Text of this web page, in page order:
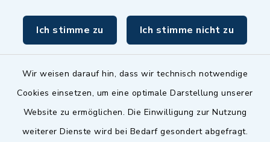
Ich stimme zu Ich stimme nicht zu
Wir weisen darauf hin, dass wir technisch notwendige
Cookies einsetzen, um eine optimale Darstellung unserer
Website zu ermöglichen. Die Einwilligung zur Nutzung
weiterer Dienste wird bei Bedarf gesondert abgefragt.
inixmedia GmbH